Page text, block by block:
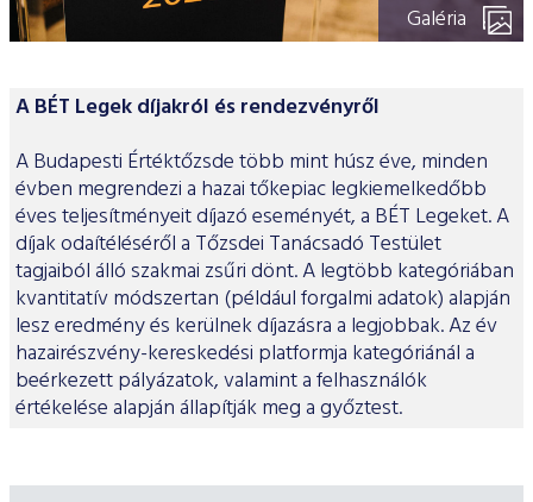
Galéria
A BÉT Legek díjakról és rendezvényről
A Budapesti Értéktőzsde több mint húsz éve, minden
évben megrendezi a hazai tőkepiac legkiemelkedőbb
éves teljesítményeit díjazó eseményét, a BÉT Legeket. A
díjak odaítéléséről a Tőzsdei Tanácsadó Testület
tagjaiból álló szakmai zsűri dönt. A legtöbb kategóriában
kvantitatív módszertan (például forgalmi adatok) alapján
lesz eredmény és kerülnek díjazásra a legjobbak. Az év
hazairészvény-kereskedési platformja kategóriánál a
beérkezett pályázatok, valamint a felhasználók
értékelése alapján állapítják meg a győztest.